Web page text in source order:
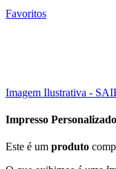
Favoritos
Imagem Ilustrativa -
Impresso Personalizado
Este é um produto